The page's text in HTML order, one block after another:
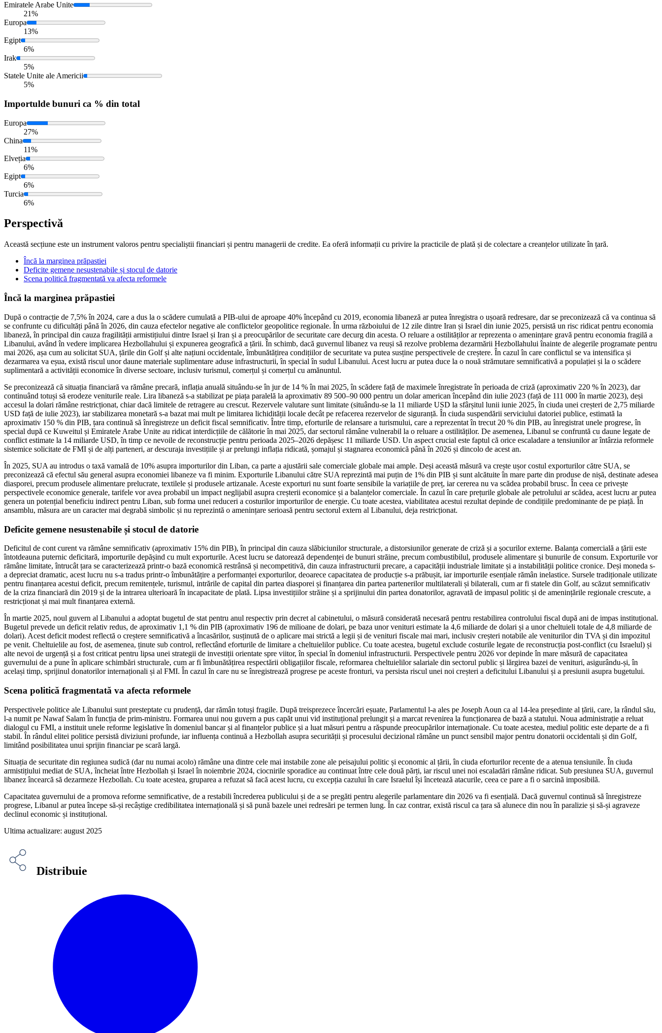
Emiratele Arabe Unite
21%
Europa
13%
Egipt
6%
Irak
5%
Statele Unite ale Americii
5%
Importulde bunuri ca % din total
Europa
27%
China
11%
Elveția
6%
Egipt
6%
Turcia
6%
Perspectivă
Această secțiune este un instrument valoros pentru specialiștii financiari și pentru managerii de credite. Ea oferă informații cu privire la practicile de plată și de colectare a creanțelor utilizate în țară.
Încă la marginea prăpastiei
Deficite gemene nesustenabile și stocul de datorie
Scena politică fragmentată va afecta reformele
Încă la marginea prăpastiei
După o contracție de 7,5% în 2024, care a dus la o scădere cumulată a PIB-ului de aproape 40% începând cu 2019, economia libaneză ar putea înregistra o ușoară redresare, dar se preconizează că va continua să
se confrunte cu dificultăți până în 2026, din cauza efectelor negative ale conflictelor geopolitice regionale. În urma războiului de 12 zile dintre Iran și Israel din iunie 2025, persistă un risc ridicat pentru economia
libaneză, în principal din cauza fragilității armistițiului dintre Israel și Iran și a preocupărilor de securitate care decurg din acesta. O reluare a ostilităților ar reprezenta o amenințare gravă pentru economia fragilă a
Libanului, având în vedere implicarea Hezbollahului și expunerea geografică a țării. În schimb, dacă guvernul libanez va reuși să rezolve problema dezarmării Hezbollahului înainte de alegerile programate pentru
mai 2026, așa cum au solicitat SUA, țările din Golf și alte națiuni occidentale, îmbunătățirea condițiilor de securitate va putea susține perspectivele de creștere. În cazul în care conflictul se va intensifica și
dezarmarea va eșua, există riscul unor daune materiale suplimentare aduse infrastructurii, în special în sudul Libanului. Acest lucru ar putea duce la o nouă strămutare semnificativă a populației și la o scădere
suplimentară a activității economice în diverse sectoare, inclusiv turismul, comerțul și comerțul cu amănuntul.
Se preconizează că situația financiară va rămâne precară, inflația anuală situându-se în jur de 14 % în mai 2025, în scădere față de maximele înregistrate în perioada de criză (aproximativ 220 % în 2023), dar
continuând totuși să erodeze veniturile reale. Lira libaneză s-a stabilizat pe piața paralelă la aproximativ 89 500–90 000 pentru un dolar american începând din iulie 2023 (față de 111 000 în martie 2023), deși
accesul la dolari rămâne restricționat, chiar dacă limitele de retragere au crescut. Rezervele valutare sunt limitate (situându-se la 11 miliarde USD la sfârșitul lunii iunie 2025, în ciuda unei creșteri de 2,75 miliarde
USD față de iulie 2023), iar stabilizarea monetară s-a bazat mai mult pe limitarea lichidității locale decât pe refacerea rezervelor de siguranță. În ciuda suspendării serviciului datoriei publice, estimată la
aproximativ 150 % din PIB, țara continuă să înregistreze un deficit fiscal semnificativ. Între timp, eforturile de relansare a turismului, care a reprezentat în trecut 20 % din PIB, au înregistrat unele progrese, în
special după ce Kuweitul și Emiratele Arabe Unite au ridicat interdicțiile de călătorie în mai 2025, dar sectorul rămâne vulnerabil la o reluare a ostilităților. De asemenea, Libanul se confruntă cu daune legate de
conflict estimate la 14 miliarde USD, în timp ce nevoile de reconstrucție pentru perioada 2025–2026 depășesc 11 miliarde USD. Un aspect crucial este faptul că orice escaladare a tensiunilor ar întârzia reformele
sistemice solicitate de FMI și de alți parteneri, ar descuraja investițiile și ar prelungi inflația ridicată, șomajul și stagnarea economică până în 2026 și dincolo de acest an.
În 2025, SUA au introdus o taxă vamală de 10% asupra importurilor din Liban, ca parte a ajustării sale comerciale globale mai ample. Deși această măsură va crește ușor costul exporturilor către SUA, se
preconizează că efectul său general asupra economiei libaneze va fi minim. Exporturile Libanului către SUA reprezintă mai puțin de 1% din PIB și sunt alcătuite în mare parte din produse de nișă, destinate adesea
diasporei, precum produsele alimentare prelucrate, textilele și produsele artizanale. Aceste exporturi nu sunt foarte sensibile la variațiile de preț, iar cererea nu va scădea probabil brusc. În ceea ce privește
perspectivele economice generale, tarifele vor avea probabil un impact neglijabil asupra creșterii economice și a balanțelor comerciale. În cazul în care prețurile globale ale petrolului ar scădea, acest lucru ar putea
genera un potențial beneficiu indirect pentru Liban, sub forma unei reduceri a costurilor importurilor de energie. Cu toate acestea, viabilitatea acestui rezultat depinde de condițiile predominante de pe piață. În
ansamblu, măsura are un caracter mai degrabă simbolic și nu reprezintă o amenințare serioasă pentru sectorul extern al Libanului, deja restricționat.
Deficite gemene nesustenabile și stocul de datorie
Deficitul de cont curent va rămâne semnificativ (aproximativ 15% din PIB), în principal din cauza slăbiciunilor structurale, a distorsiunilor generate de criză și a șocurilor externe. Balanța comercială a țării este
întotdeauna puternic deficitară, importurile depășind cu mult exporturile. Acest lucru se datorează dependenței de bunuri străine, precum combustibilul, produsele alimentare și bunurile de consum. Exporturile vor
rămâne limitate, întrucât țara se caracterizează printr-o bază economică restrânsă și necompetitivă, din cauza infrastructurii precare, a capacității industriale limitate și a instabilității politice cronice. Deși moneda s-
a depreciat dramatic, acest lucru nu s-a tradus printr-o îmbunătățire a performanței exporturilor, deoarece capacitatea de producție s-a prăbușit, iar importurile esențiale rămân inelastice. Sursele tradiționale utilizate
pentru finanțarea acestui deficit, precum remitențele, turismul, intrările de capital din partea diasporei și finanțarea din partea partenerilor multilaterali și bilaterali, cum ar fi statele din Golf, au scăzut semnificativ
de la criza financiară din 2019 și de la intrarea ulterioară în incapacitate de plată. Lipsa investițiilor străine și a sprijinului din partea donatorilor, agravată de impasul politic și de amenințările regionale crescute, a
restricționat și mai mult finanțarea externă.
În martie 2025, noul guvern al Libanului a adoptat bugetul de stat pentru anul respectiv prin decret al cabinetului, o măsură considerată necesară pentru restabilirea controlului fiscal după ani de impas instituțional.
Bugetul prevede un deficit relativ redus, de aproximativ 1,1 % din PIB (aproximativ 196 de milioane de dolari, pe baza unor venituri estimate la 4,6 miliarde de dolari și a unor cheltuieli totale de 4,8 miliarde de
dolari). Acest deficit modest reflectă o creștere semnificativă a încasărilor, susținută de o aplicare mai strictă a legii și de venituri fiscale mai mari, inclusiv creșteri notabile ale veniturilor din TVA și din impozitul
pe venit. Cheltuielile au fost, de asemenea, ținute sub control, reflectând eforturile de limitare a cheltuielilor publice. Cu toate acestea, bugetul exclude costurile legate de reconstrucția post-conflict (cu Israelul) și
alte nevoi de urgență și a fost criticat pentru lipsa unei strategii de investiții orientate spre viitor, în special în domeniul infrastructurii. Perspectivele pentru 2026 vor depinde în mare măsură de capacitatea
guvernului de a pune în aplicare schimbări structurale, cum ar fi îmbunătățirea respectării obligațiilor fiscale, reformarea cheltuielilor salariale din sectorul public și lărgirea bazei de venituri, asigurându-și, în
același timp, sprijinul donatorilor internaționali și al FMI. În cazul în care nu se înregistrează progrese pe aceste fronturi, va persista riscul unei noi creșteri a deficitului Libanului și a presiunii asupra bugetului.
Scena politică fragmentată va afecta reformele
Perspectivele politice ale Libanului sunt presteptate cu prudență, dar rămân totuși fragile. După treisprezece încercări eșuate, Parlamentul l-a ales pe Joseph Aoun ca al 14-lea președinte al țării, care, la rândul său,
l-a numit pe Nawaf Salam în funcția de prim-ministru. Formarea unui nou guvern a pus capăt unui vid instituțional prelungit și a marcat revenirea la funcționarea de bază a statului. Noua administrație a reluat
dialogul cu FMI, a instituit unele reforme legislative în domeniul bancar și al finanțelor publice și a luat măsuri pentru a răspunde preocupărilor internaționale. Cu toate acestea, mediul politic este departe de a fi
stabil. În rândul elitei politice persistă diviziuni profunde, iar influența continuă a Hezbollah asupra securității și procesului decizional rămâne un punct sensibil major pentru donatorii occidentali și din Golf,
limitând posibilitatea unui sprijin financiar pe scară largă.
Situația de securitate din regiunea sudică (dar nu numai acolo) rămâne una dintre cele mai instabile zone ale peisajului politic și economic al țării, în ciuda eforturilor recente de a atenua tensiunile. În ciuda
armistițiului mediat de SUA, încheiat între Hezbollah și Israel în noiembrie 2024, ciocnirile sporadice au continuat între cele două părți, iar riscul unei noi escaladări rămâne ridicat. Sub presiunea SUA, guvernul
libanez încearcă să dezarmeze Hezbollah. Cu toate acestea, gruparea a refuzat să facă acest lucru, cu excepția cazului în care Israelul își încetează atacurile, ceea ce pare a fi o sarcină imposibilă.
Capacitatea guvernului de a promova reforme semnificative, de a restabili încrederea publicului și de a se pregăti pentru alegerile parlamentare din 2026 va fi esențială. Dacă guvernul continuă să înregistreze
progrese, Libanul ar putea începe să-și recâștige credibilitatea internațională și să pună bazele unei redresări pe termen lung. În caz contrar, există riscul ca țara să alunece din nou în paralizie și să-și agraveze
declinul economic și instituțional.
Ultima actualizare: august 2025
Distribuie